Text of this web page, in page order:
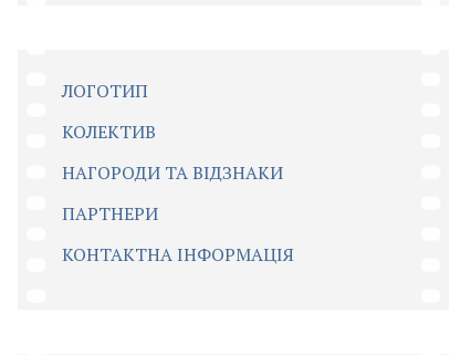
ЛОГОТИП
КОЛЕКТИВ
НАГОРОДИ ТА ВІДЗНАКИ
ПАРТНЕРИ
КОНТАКТНА ІНФОРМАЦІЯ